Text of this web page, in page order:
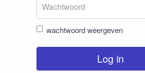
wachtwoord weergeven
Log in